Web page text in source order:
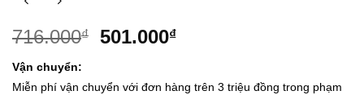
716.000₫ 501.000₫
Vận chuyển:
Miễn phí vận chuyển với đơn hàng trên 3 triệu đồng trong phạm